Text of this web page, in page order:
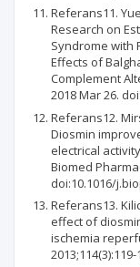
Referans11.
Research on
Syndrome with
Effects of
Complement
2018 Mar 26.
Referans12.
Diosmin
electrical
Biomed
doi:10.1016/
Referans13.
effect of
ischemia